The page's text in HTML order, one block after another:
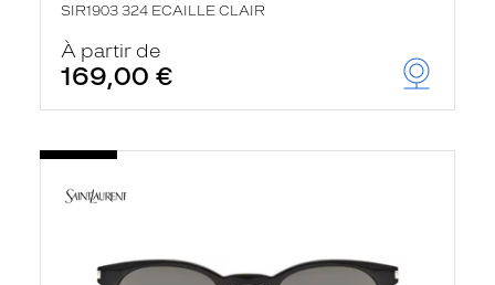
SIR1903 324 ECAILLE CLAIR
À partir de
169,00 €